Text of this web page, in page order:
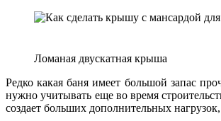
Ломаная двускатная крыша
Редко какая баня имеет большой запас
нужно учитывать еще во время
создает больших дополнительных